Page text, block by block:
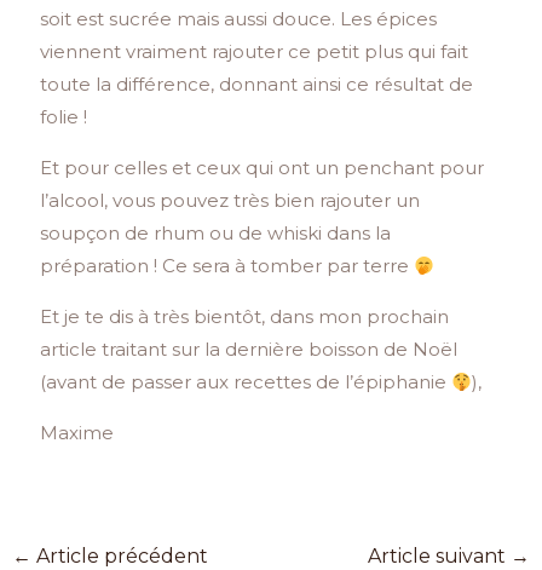
soit est sucrée mais aussi douce. Les épices
viennent vraiment rajouter ce petit plus qui fait
toute la différence, donnant ainsi ce résultat de
folie !
Et pour celles et ceux qui ont un penchant pour
l’alcool, vous pouvez très bien rajouter un
soupçon de rhum ou de whiski dans la
préparation ! Ce sera à tomber par terre
Et je te dis à très bientôt, dans mon prochain
article traitant sur la dernière boisson de Noël
(avant de passer aux recettes de l’épiphanie
),
Maxime
← Article précédent Article suivant →